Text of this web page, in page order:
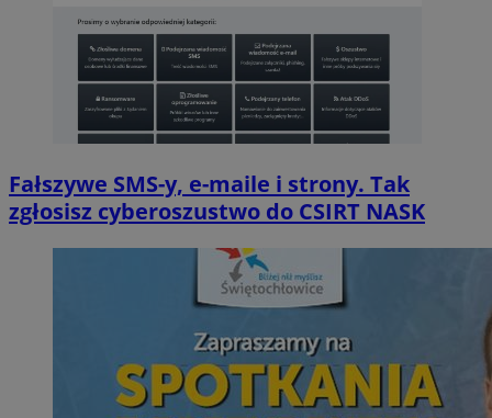
Fałszywe SMS-y, e-maile i strony. Tak
zgłosisz cyberoszustwo do CSIRT NASK